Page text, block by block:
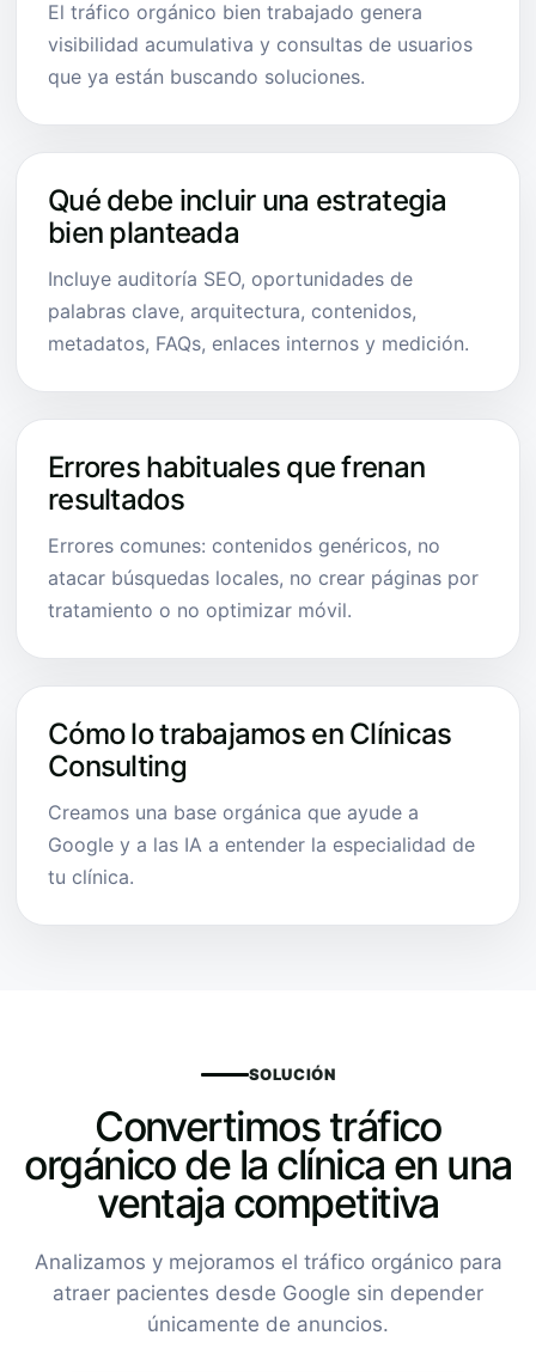
El tráfico orgánico bien trabajado genera
visibilidad acumulativa y consultas de usuarios
que ya están buscando soluciones.
Qué debe incluir una estrategia
bien planteada
Incluye auditoría SEO, oportunidades de
palabras clave, arquitectura, contenidos,
metadatos, FAQs, enlaces internos y medición.
Errores habituales que frenan
resultados
Errores comunes: contenidos genéricos, no
atacar búsquedas locales, no crear páginas por
tratamiento o no optimizar móvil.
Cómo lo trabajamos en Clínicas
Consulting
Creamos una base orgánica que ayude a
Google y a las IA a entender la especialidad de
tu clínica.
SOLUCIÓN
Convertimos tráfico
orgánico de la clínica en una
ventaja competitiva
Analizamos y mejoramos el tráfico orgánico para
atraer pacientes desde Google sin depender
únicamente de anuncios.